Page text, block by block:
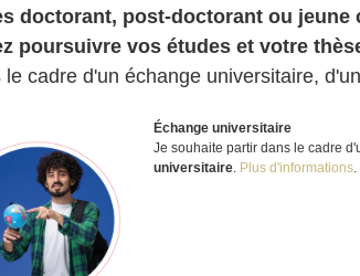
doctorant, post-doctorant ou
poursuivre vos études et votre
le cadre d'un échange universitaire,
Échange universitaire
Je souhaite partir dans le cadre
universitaire. Plus d'informations.